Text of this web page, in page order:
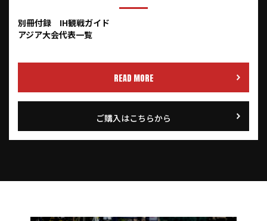
別冊付録 IH観戦ガイド
アジア大会代表一覧
READ MORE
ご購入はこちらから